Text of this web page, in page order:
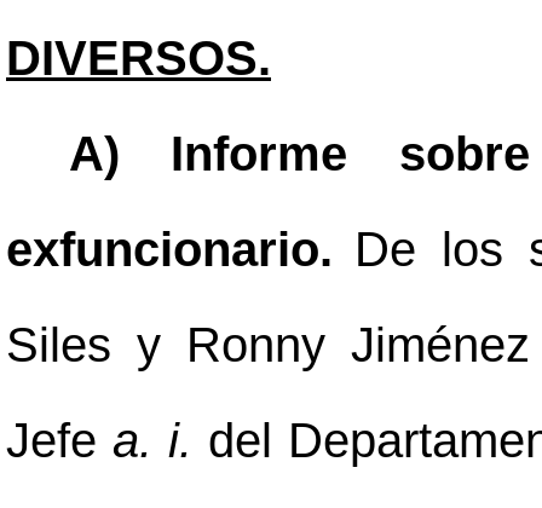
DIVERSOS.
A) Informe
exfuncionario. De los
Siles y Ronny
Jefe a. i. del